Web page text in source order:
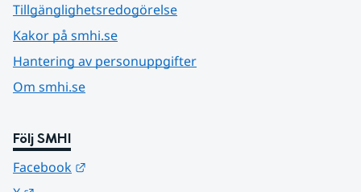
Tillgänglighetsredogörelse
Kakor på smhi.se
Hantering av personuppgifter
Om smhi.se
Följ SMHI
Facebook